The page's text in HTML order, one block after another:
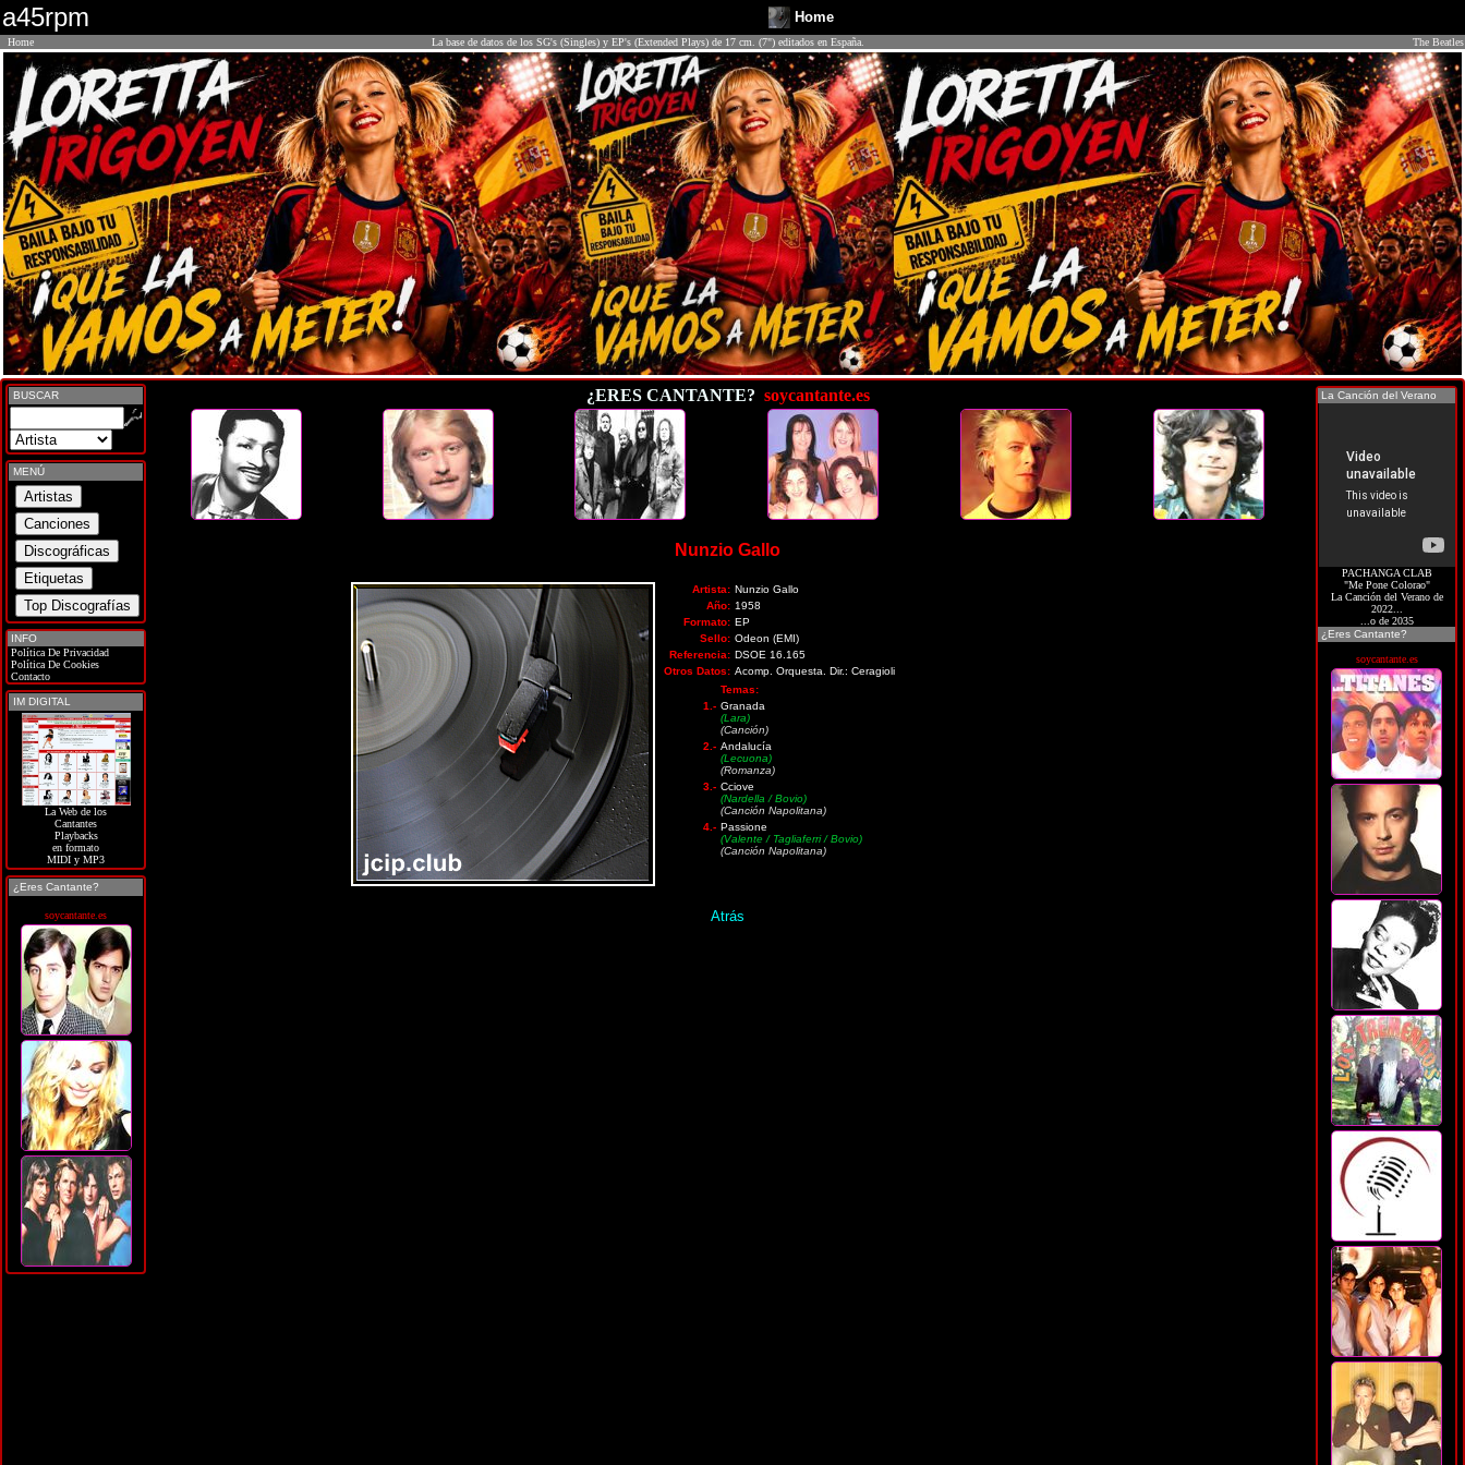
a45rpm Home
Home La base de datos de los SG's (Singles) y EP's (Extended Plays) de 17 cm. (7") editados en España. The Beatles
BUSCAR
MENÚ
INFO
Política De Privacidad
Política De Cookies
Contacto
IM DIGITAL
La Web de los
Cantantes
Playbacks
en formato
MIDI y MP3
¿Eres Cantante?
soycantante.es
¿ERES CANTANTE? soycantante.es
Nunzio Gallo
Artista: Nunzio Gallo
Año: 1958
Formato: EP
Sello: Odeon (EMI)
Referencia: DSOE 16.165
Otros Datos: Acomp. Orquesta. Dir.: Ceragioli
Temas:
1.- Granada
(Lara)
(Canción)
2.- Andalucía
(Lecuona)
(Romanza)
3.- Cciove
(Nardella / Bovio)
(Canción Napolitana)
4.- Passione
(Valente / Tagliaferri / Bovio)
(Canción Napolitana)
Atrás
La Canción del Verano
PACHANGA CLAB
"Me Pone Colorao"
La Canción del Verano de
2022...
...o de 2035
¿Eres Cantante?
soycantante.es